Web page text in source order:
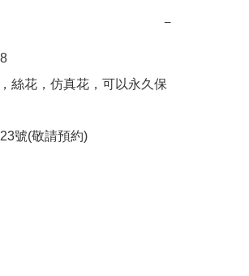
−
絲花，仿真花，可以永久保